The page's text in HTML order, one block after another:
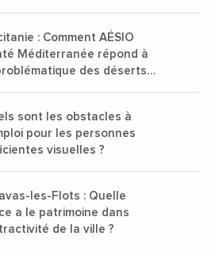
: Comment AÉSIO
Méditerranée répond à
des déserts
sont les obstacles à
pour les personnes
visuelles ?
les-Flots : Quelle
a le patrimoine dans
de la ville ?